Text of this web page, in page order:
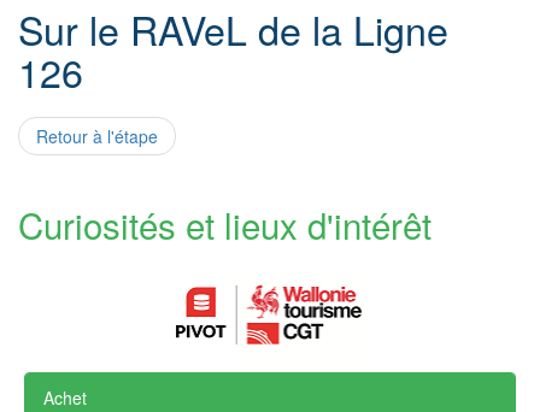
Sur le RAVeL de la Ligne
126
Retour à l'étape
Curiosités et lieux d'intérêt
Achet